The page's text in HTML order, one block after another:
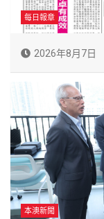
每日報章
2026年8月7日
本澳新聞